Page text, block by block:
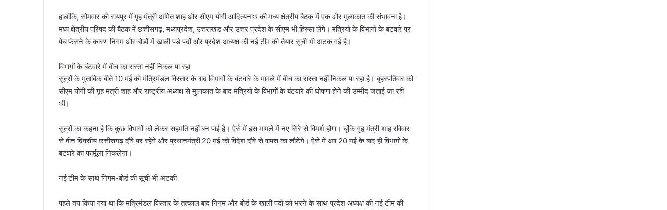
हालांकि, सोमवार को रायपुर में गृह मंत्री अमित शाह और सीएम योगी आदित्यनाथ की मध्य क्षेत्रीय बैठक में एक और मुलाकात की संभावना है।
मध्य क्षेत्रीय परिषद की बैठक में छत्तीसगढ़, मध्यप्रदेश, उत्तराखंड और उत्तर प्रदेश के सीएम भी हिस्सा लेंगे। मंत्रियों के विभागों के बंटवारे पर
पेच फंसने के कारण निगम और बोडों में खाली पड़े पदों और प्रदेश अध्यक्ष की नई टीम की तैयार सूची भी अटक गई है।
विभागों के बंटवारे में बीच का रास्ता नहीं निकल पा रहा
सूत्रों के मुताबिक बीते 10 मई को मंत्रिमंडल विस्तार के बाद विभागों के बंटवारे के मामले में बीच का रास्ता नहीं निकल पा रहा है। बृहस्पतिवार को
सीएम योगी की गृह मंत्री शाह और राष्ट्रीय अध्यक्ष से मुलाकात के बाद मंत्रियों के विभागों के बंटवारे की घोषणा होने की उम्मीद जताई जा रही
थी।
सूत्रों का कहना है कि कुछ विभागों को लेकर सहमति नहीं बन पाई है। ऐसे में इस मामले में नए सिरे से विमर्श होगा। चूंकि गृह मंत्री शाह रविवार
से तीन दिवसीय छत्तीसगढ़ दौरे पर रहेंगे और प्रधानमंत्री 20 मई को विदेश दौरे से वापस का लौटेंगे। ऐसे में अब 20 मई के बाद ही विभागों के
बंटवारे का फार्मूला निकलेगा।
नई टीम के साथ निगम-बोर्ड की सूची भी अटकी
पहले तय किया गया था कि मंत्रिमंडल विस्तार के तत्काल बाद निगम और बोर्ड के खाली पदों को भरने के साथ प्रदेश अध्यक्ष की नई टीम की